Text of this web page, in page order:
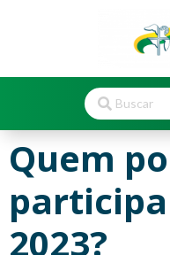
Quem
2023?